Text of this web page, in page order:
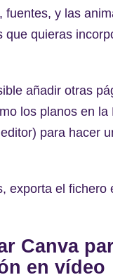
fuentes, y las
que quieras
añadir otras
los planos en la
para hacer
exporta el fichero
Canva
en vídeo